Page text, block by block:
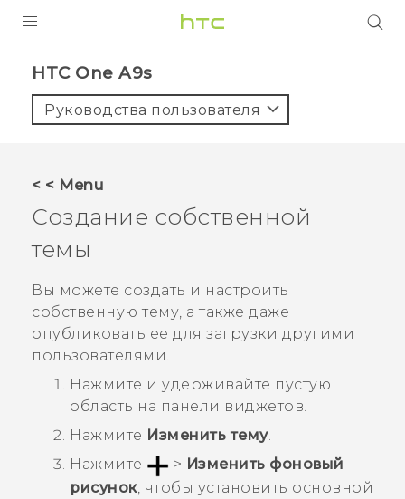
5G
VIVERSE
ПОДДЕРЖКА
HTC One A9s‎
Руководства пользователя
< < Menu
Создание собственной
темы
Вы можете создать и настроить
собственную тему, а также даже
опубликовать ее для загрузки другими
пользователями.
Нажмите и удерживайте пустую
область на панели виджетов.
Нажмите Изменить тему.
Нажмите
> Изменить фоновый
рисунок, чтобы установить основной